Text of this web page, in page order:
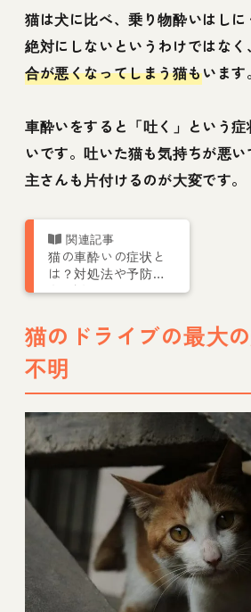
猫は犬に比べ、乗り物酔いはし
絶対にしないというわけではなく、
合が悪くなってしまう猫もいます。
車酔いをすると「吐く」という
いです。吐いた猫も気持ちが悪
主さんも片付けるのが大変です。
猫の車酔いの症状と
は？対処法や予防法
を解説
猫のドライブの最大
不明